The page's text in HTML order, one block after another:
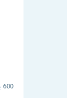
600